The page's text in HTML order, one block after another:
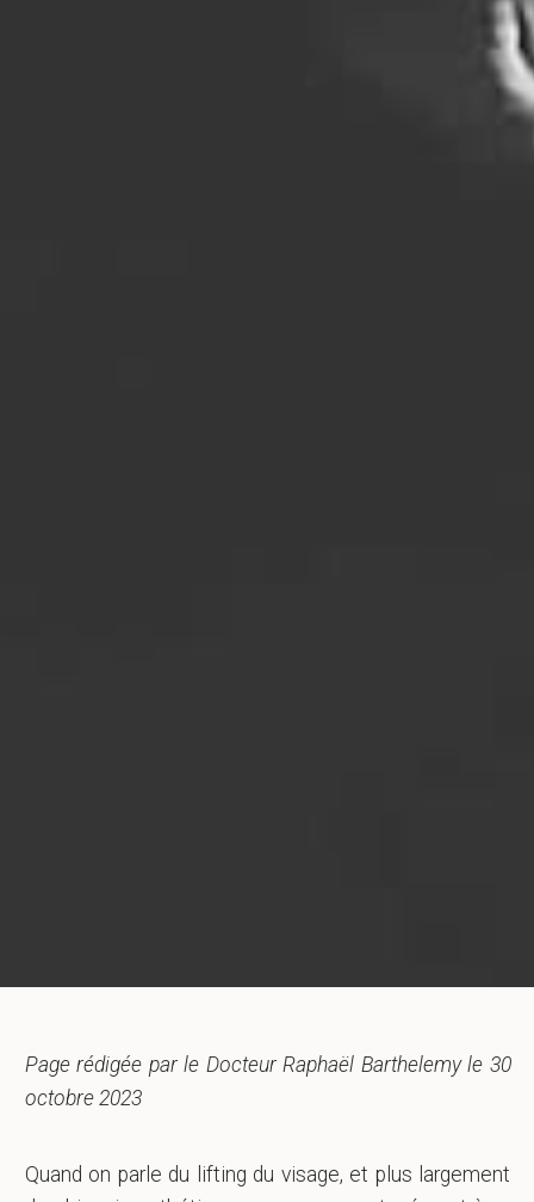
Page rédigée par le Docteur Raphaël Barthelemy le 30
octobre 2023
Quand on parle du lifting du visage, et plus largement